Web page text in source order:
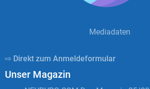
Mediadaten
⇨ Direkt zum Anmeldeformular
Unser Magazin